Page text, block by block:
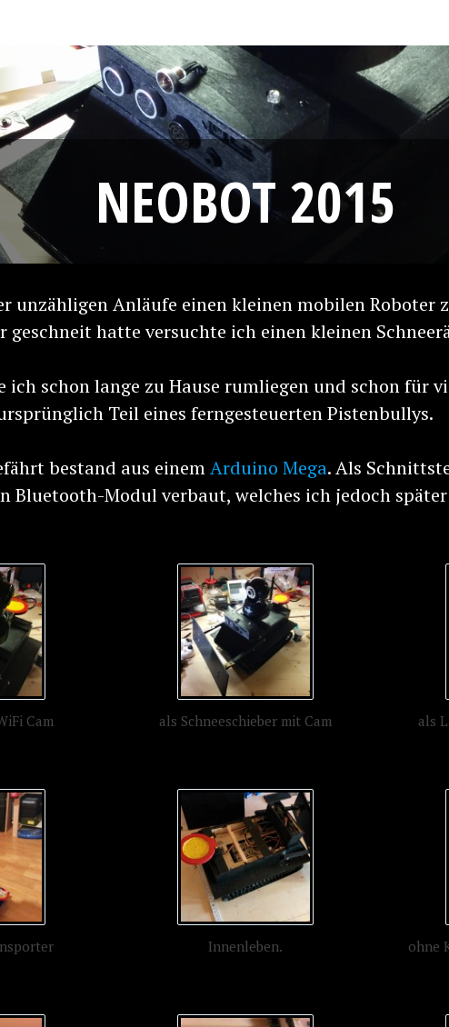
NEOBOT 2015
unzähligen Anläufe einen kleinen mobilen Roboter
geschneit hatte versuchte ich einen kleinen
ich schon lange zu Hause rumliegen und schon für
Teil eines ferngesteuerten Pistenbullys.
bestand aus einemArduino Mega. Als
Bluetooth-Modul verbaut, welches ich jedoch
Cam als Schneeschieber mit Cam als
Innenleben. ohne